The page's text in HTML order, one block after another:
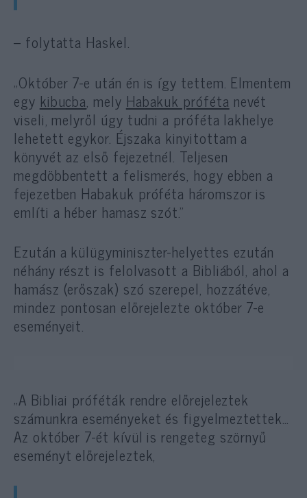
– folytatta Haskel.
„Október 7-e után én is így tettem. Elmentem
egy kibucba, mely Habakuk próféta nevét
viseli, melyről úgy tudni a próféta lakhelye
lehetett egykor. Éjszaka kinyitottam a
könyvét az első fejezetnél. Teljesen
megdöbbentett a felismerés, hogy ebben a
fejezetben Habakuk próféta háromszor is
említi a héber hamasz szót.”
Ezután a külügyminiszter-helyettes ezután
néhány részt is felolvasott a Bibliából, ahol a
hamász (erőszak) szó szerepel, hozzátéve,
mindez pontosan előrejelezte október 7-e
eseményeit.
„A Bibliai próféták rendre előrejeleztek
számunkra eseményeket és figyelmeztettek…
Az október 7-ét kívül is rengeteg szörnyű
eseményt előrejeleztek,